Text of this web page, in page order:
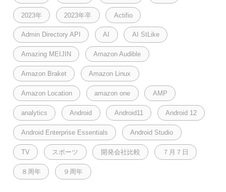
2023年 2023年卒 Actifio
Admin Directory API AI AI StLike
Amazing MEIJIN Amazon Audible
Amazon Braket Amazon Linux
Amazon Location amazon one AMP
analytics Android Android11 Android 12
Android Enterprise Essentials Android Studio
TV スポーツ 開発会社比較 ７月７日
８周年 ９周年